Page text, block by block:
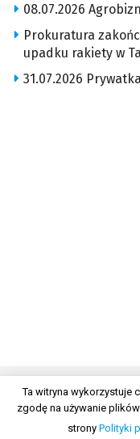
08.07.2026
Prokuratura
upadku rakiety w
31.07.2026 Prywatka
© 2026 Wszelkie prawa
Ta witryna wykorzystuje
zgodę na używanie
strony Polityki